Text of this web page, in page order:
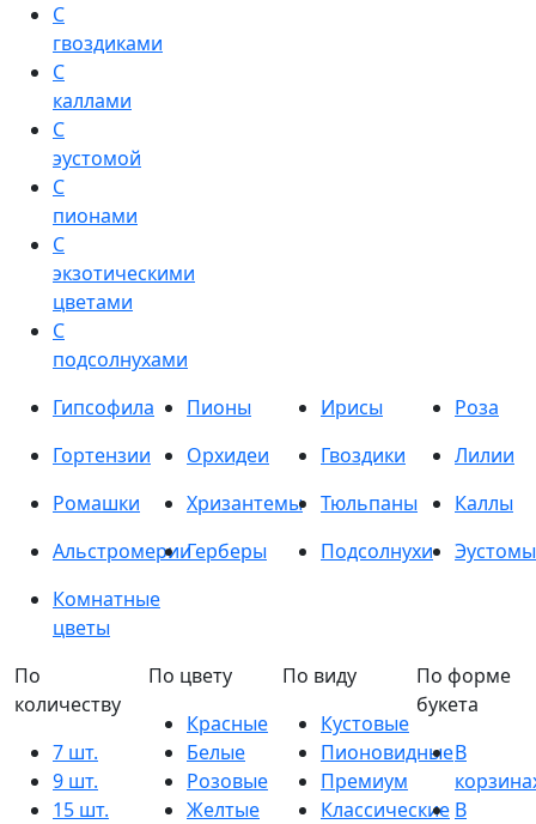
С
гвоздиками
С
каллами
С
эустомой
С
пионами
С
экзотическими
цветами
С
подсолнухами
Гипсофила Пионы Ирисы
Роза
Гортензии
Орхидеи Гвоздики
Лилии
Ромашки
Хризантемы Тюльпаны
Каллы
АльстромерииГерберы Подсолнухи
Эустомы
Комнатные
цветы
По
количеству
7 шт.
9 шт.
15 шт.
По цвету
Красные
Белые
Розовые
Желтые
По виду
Кустовые
Пионовидные
Премиум
Классические
По форме
букета
В
В